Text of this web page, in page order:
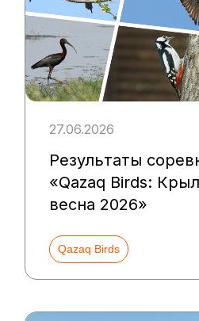
27.06.2026
Результаты
«Qazaq Birds:
весна 2026»
Qazaq Birds